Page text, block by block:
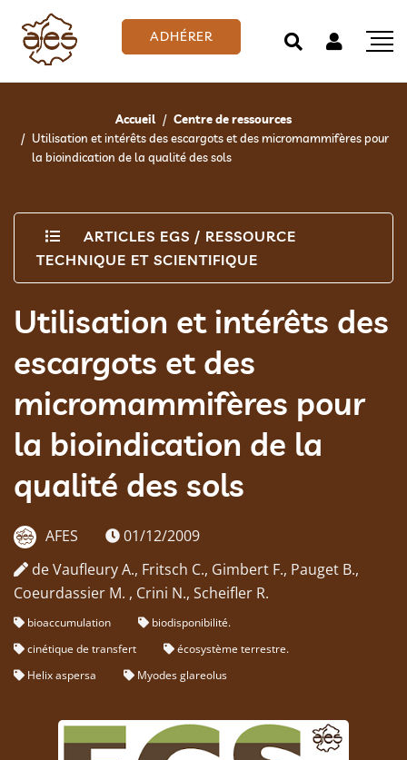
ADHÉRER
Accueil
Centre de ressources
Utilisation et intérêts des escargots et des micromammifères pour
la bioindication de la qualité des sols
ARTICLES EGS / RESSOURCE
TECHNIQUE ET SCIENTIFIQUE
Utilisation et intérêts des
escargots et des
micromammifères pour
la bioindication de la
qualité des sols
AFES
01/12/2009
de Vaufleury A., Fritsch C., Gimbert F., Pauget B.,
Coeurdassier M. , Crini N., Scheifler R.
bioaccumulation
biodisponibilité.
cinétique de transfert
écosystème terrestre.
Helix aspersa
Myodes glareolus